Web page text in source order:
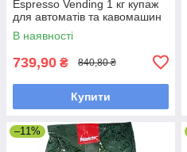
Espresso Vending 1 кг купаж
для автоматів та кавомашин
В наявності
739,90 ₴ 840,80 ₴
Купити
–11%